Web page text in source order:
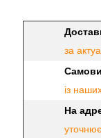
за
із
На